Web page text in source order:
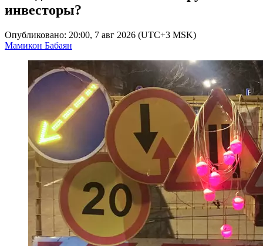
инвесторы?
Опубликовано: 20:00, 7 авг 2026 (UTC+3 MSK)
Мамикон Бабаян